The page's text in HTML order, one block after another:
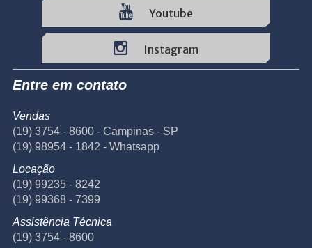
Youtube
Instagram
Entre em contato
Vendas
(19) 3754 - 8600 - Campinas - SP
(19) 98954 - 1842 - Whatsapp
Locação
(19) 99235 - 8242
(19) 99368 - 7399
Assistência Técnica
(19) 3754 - 8600